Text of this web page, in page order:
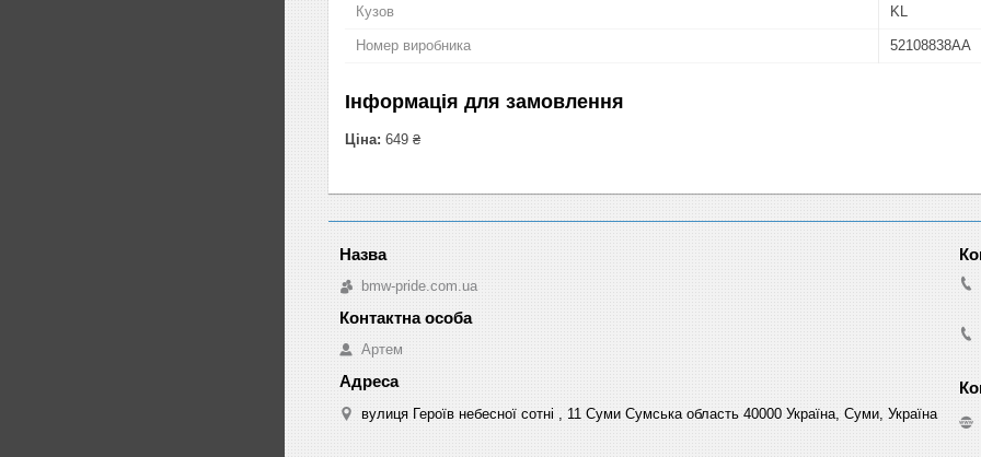
Кузов KL
Номер виробника 52108838AA
Інформація для замовлення
Ціна: 649 ₴
bmw-pride.com.ua
Артем
вулиця Героїв небесної сотні , 11 Суми Сумська область 40000 Україна, Суми, Україна